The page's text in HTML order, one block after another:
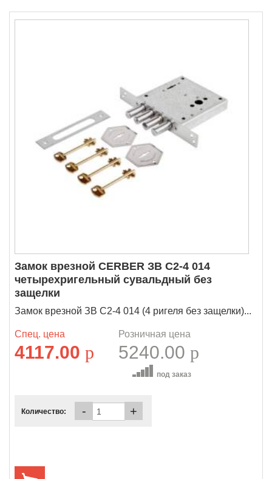
Замок врезной CERBER ЗВ C2-4 014
четырехригельный сувальдный без
защелки
Замок врезной ЗВ C2-4 014 (4 ригеля без защелки)...
Спец. цена
4117.00 p
Розничная цена
5240.00 p
под заказ
Количество: - +